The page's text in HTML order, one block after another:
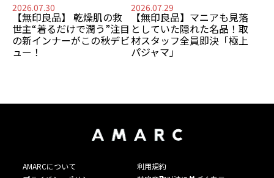
2026.07.30
【無印良品】 乾燥肌の救
世主“着るだけで潤う”注目
の新インナーがこの秋デビ
ュー！
2026.07.29
【無印良品】 マニアも見落
としていた隠れた名品！ 取
材スタッフ全員即決「極上
パジャマ」
AMARCについて
利用規約